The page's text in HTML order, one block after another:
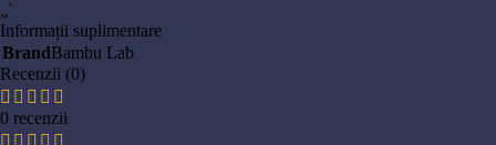
„`
Informații suplimentare
BrandBambu Lab
Recenzii (0)
0 recenzii